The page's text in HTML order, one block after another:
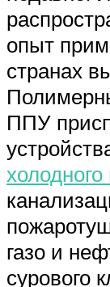
опыт
странах
ППУ
газо и
сурового